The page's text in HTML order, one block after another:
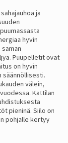
ja
hyvin
Puupelletit ovat
on hyvin
säännöllisesti.
välein,
Kattilan
pieninä. Siilo on
pohjalle kertyy